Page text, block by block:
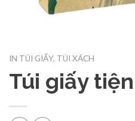
IN TÚI GIẤY, TÚI XÁCH
Túi giấy